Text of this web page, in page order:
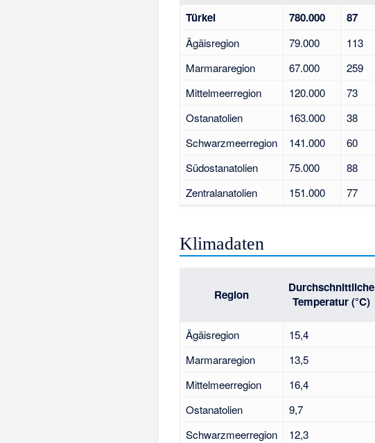
Türkei
780.000 87
Ägäisregion 79.000 113
Marmararegion
67.000 259
Mittelmeerregion
120.000 73
Ostanatolien
163.000 38
Schwarzmeerregion
141.000 60
Südostanatolien
75.000 88
Zentralanatolien
151.000 77
Klimadaten
Region
Durchschnittliche
Temperatur (°C)
Ägäisregion 15,4
Marmararegion
13,5
Mittelmeerregion
16,4
Ostanatolien
9,7
Schwarzmeerregion
12,3